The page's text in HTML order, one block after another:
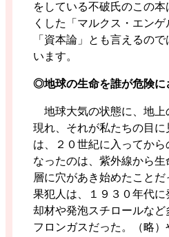
をしている不破氏のこの
くした「マルクス・エン
「資本論」とも言えるの
います。
◎地球の生命を誰が危険に
地球大気の状態に、地
現れ、それが私たちの目
は、２０世紀に入ってか
なったのは、紫外線から
層に穴があき始めたこと
果犯人は、１９３０年代
却材や発泡スチロールな
フロンガスだった。（略